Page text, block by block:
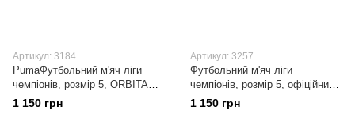
Артикул: 3184
PumaФутбольний м'яч ліги
чемпіонів, розмір 5, ORBITA
SERIE A FOOTBALL PUMA
1 150 грн
Артикул: 3257
Футбольний м'яч ліги
чемпіонів, розмір 5, офіційний,
зносостійкий, зі штучної шкіри,
для футболу ADIDAS
1 150 грн